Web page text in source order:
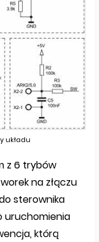
układu
z 6 trybów
na złączu
sterownika
uruchomienia
którą